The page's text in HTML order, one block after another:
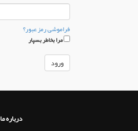
فراموشی رمز عبور؟
مرا بخاطر بسپار
درباره ما